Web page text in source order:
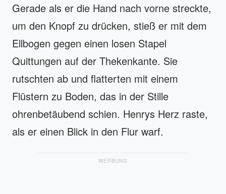
Gerade als er die Hand nach vorne streckte,
um den Knopf zu drücken, stieß er mit dem
Ellbogen gegen einen losen Stapel
Quittungen auf der Thekenkante. Sie
rutschten ab und flatterten mit einem
Flüstern zu Boden, das in der Stille
ohrenbetäubend schien. Henrys Herz raste,
als er einen Blick in den Flur warf.
WERBUNG